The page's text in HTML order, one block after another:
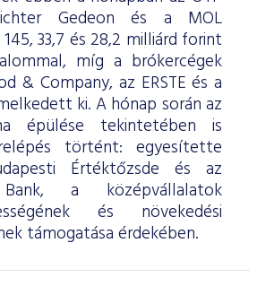
Gedeon és a MOL
33,7 és 28,2 milliárd forint
míg a brókercégek
& Company, az ERSTE és a
ki. A hónap során az
épülése tekintetében is
történt: egyesítette
Értéktőzsde és az
a középvállalatok
és növekedési
támogatása érdekében.